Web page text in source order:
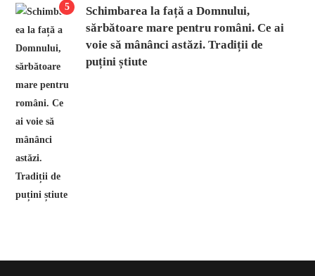
5
Schimbarea la față a Domnului,
sărbătoare mare pentru români. Ce ai
voie să mânânci astăzi. Tradiții de
puțini știute